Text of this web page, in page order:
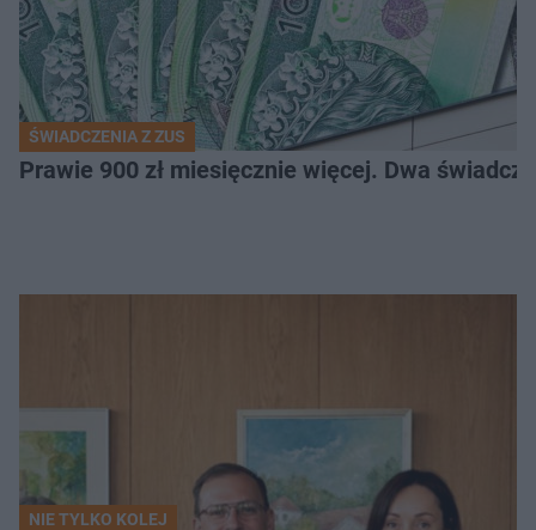
ŚWIADCZENIA Z ZUS
Prawie 900 zł miesięcznie więcej. Dwa
NIE TYLKO KOLEJ